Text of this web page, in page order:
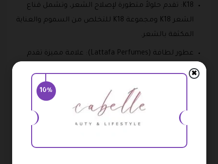
K18: تقدم حلولاً متطورة لإصلاح الشعر، وتشمل قناع
الشعر K18 ومجموعة K18 للتخلص من السموم والعناية
المكثفة بالشعر.
عطور لطافة (Lattafa Perfumes): علامة مميزة تقدم
مجموعة متنوعة من العطور المناسبة لمختلف الأذواق.
سول دي جينيرو (Sol de Janeiro): تشتهر بمنتجات العناية
بالجسم والعطور المستوحاة من الأجواء البرازيلية.
الدكتورة ألثيا (Dr. Althea): علامة كورية تقدم منتجات
10%
✖